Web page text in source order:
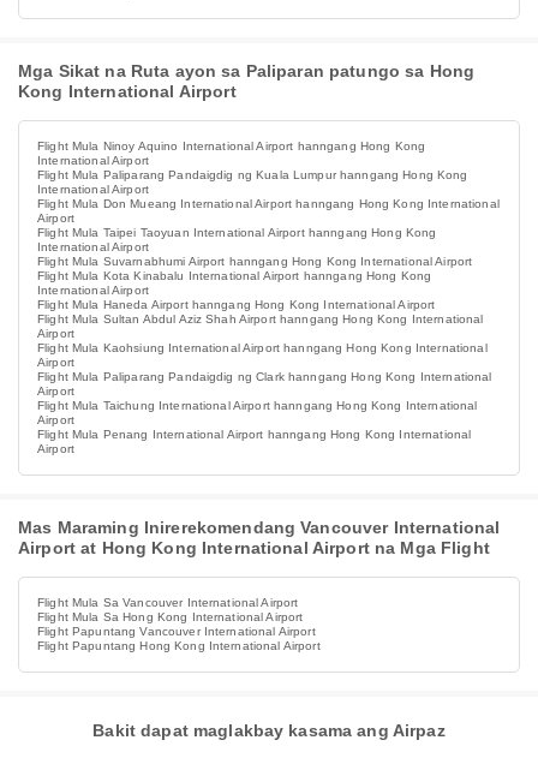
Mga Sikat na Ruta ayon sa Paliparan patungo sa Hong
Kong International Airport
Flight Mula Ninoy Aquino International Airport hanngang Hong Kong
International Airport
Flight Mula Paliparang Pandaigdig ng Kuala Lumpur hanngang Hong Kong
International Airport
Flight Mula Don Mueang International Airport hanngang Hong Kong International
Airport
Flight Mula Taipei Taoyuan International Airport hanngang Hong Kong
International Airport
Flight Mula Suvarnabhumi Airport hanngang Hong Kong International Airport
Flight Mula Kota Kinabalu International Airport hanngang Hong Kong
International Airport
Flight Mula Haneda Airport hanngang Hong Kong International Airport
Flight Mula Sultan Abdul Aziz Shah Airport hanngang Hong Kong International
Airport
Flight Mula Kaohsiung International Airport hanngang Hong Kong International
Airport
Flight Mula Paliparang Pandaigdig ng Clark hanngang Hong Kong International
Airport
Flight Mula Taichung International Airport hanngang Hong Kong International
Airport
Flight Mula Penang International Airport hanngang Hong Kong International
Airport
Mas Maraming Inirerekomendang Vancouver International
Airport at Hong Kong International Airport na Mga Flight
Flight Mula Sa Vancouver International Airport
Flight Mula Sa Hong Kong International Airport
Flight Papuntang Vancouver International Airport
Flight Papuntang Hong Kong International Airport
Bakit dapat maglakbay kasama ang Airpaz